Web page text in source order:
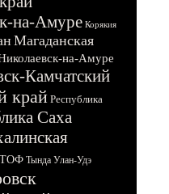
на-Амуре Корякия
Магаданская
на-Амуре
Камчатский
крайРеспублика
Саха
ТОФ Тында Улан-Удэ